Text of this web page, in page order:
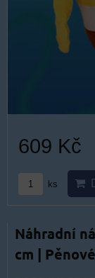
609 Kč
ks
Náhradní
cm |